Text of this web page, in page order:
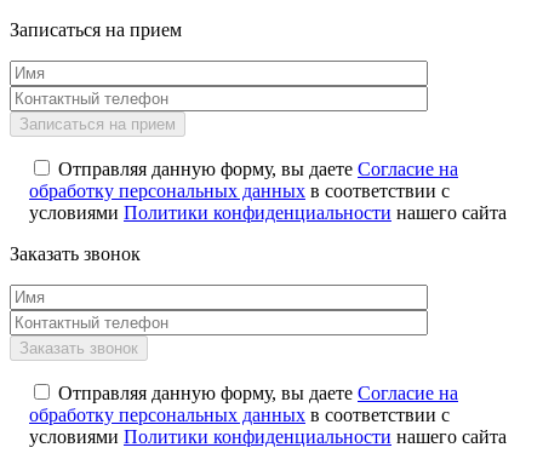
Записаться на прием
Отправляя данную форму, вы даете Согласие на
обработку персональных данных в соответствии с
условиями Политики конфиденциальности нашего сайта
Заказать звонок
Отправляя данную форму, вы даете Согласие на
обработку персональных данных в соответствии с
условиями Политики конфиденциальности нашего сайта